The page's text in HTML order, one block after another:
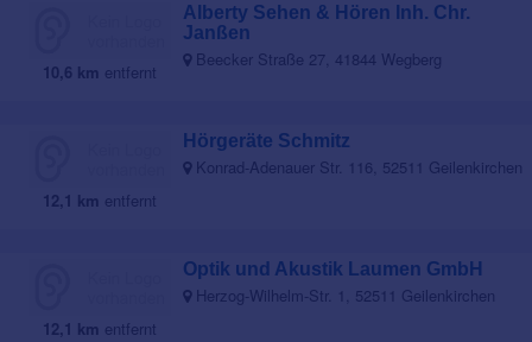
10,6 km entfernt
Alberty Sehen & Hören Inh. Chr.
Janßen
Beecker Straße 27, 41844 Wegberg
12,1 km entfernt
Hörgeräte Schmitz
Konrad-Adenauer Str. 116, 52511 Geilenkirchen
12,1 km entfernt
Optik und Akustik Laumen GmbH
Herzog-Wilhelm-Str. 1, 52511 Geilenkirchen